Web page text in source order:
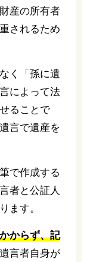
産の所有者
されるため
く「孫に遺
によって法
ることで
言で遺産を
で作成する
者と公証人
ます。
からず、記
言者自身が